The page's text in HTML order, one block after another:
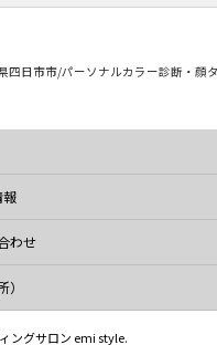
日市市/パーソナルカラー診断・顔
報
わせ
ングサロン emi style.